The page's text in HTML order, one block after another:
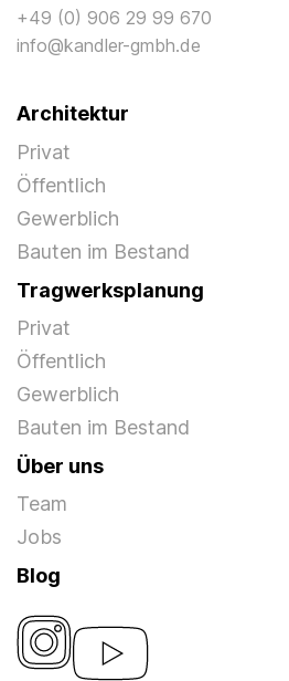
+49 (0) 906 29 99 670
info@kandler-gmbh.de
Architektur
Privat
Öffentlich
Gewerblich
Bauten im Bestand
Tragwerksplanung
Privat
Öffentlich
Gewerblich
Bauten im Bestand
Über uns
Team
Jobs
Blog